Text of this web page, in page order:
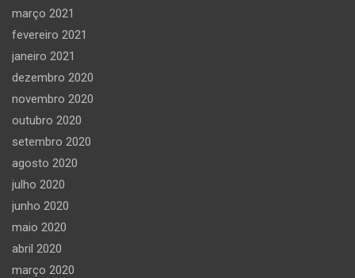
março 2021
fevereiro 2021
janeiro 2021
dezembro 2020
novembro 2020
outubro 2020
setembro 2020
agosto 2020
julho 2020
junho 2020
maio 2020
abril 2020
março 2020